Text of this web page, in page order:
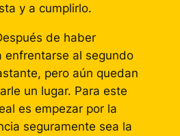
y a cumplirlo.
de haber
enfrentarse al segundo
pero aún quedan
un lugar. Para este
es empezar por la
seguramente sea la